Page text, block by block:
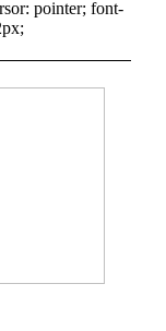
pointer; font-